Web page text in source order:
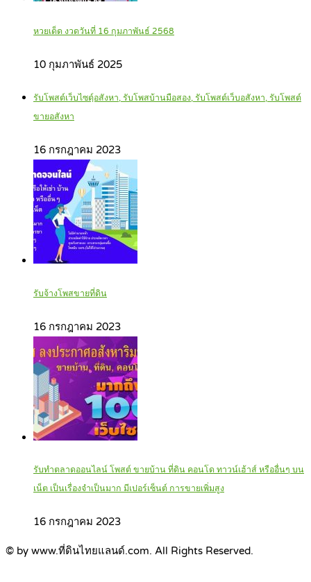
หวยเด็ด งวดวันที่ 16 กุมภาพันธ์ 2568
10 กุมภาพันธ์ 2025
รับโพสต์เว็บไซตฺ์อสังหา, รับโพสบ้านมือสอง, รับโพสต์เว็บอสังหา, รับโพสต์
ขายอสังหา
16 กรกฎาคม 2023
รับจ้างโพสขายที่ดิน
16 กรกฎาคม 2023
รับทำตลาดออนไลน์ โพสต์ ขายบ้าน ที่ดิน คอนโด ทาวน์เฮ้าส์ หรืออื่นๆ บน
เน็ต เป็นเรื่องจำเป็นมาก มีเปอร์เซ็นต์ การขายเพิ่มสูง
16 กรกฎาคม 2023
© by www.ที่ดินไทยแลนด์.com. All Rights Reserved.